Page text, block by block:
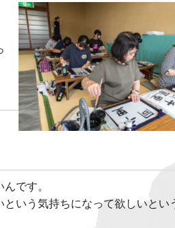
です。
いう気持ちになって欲しいとい